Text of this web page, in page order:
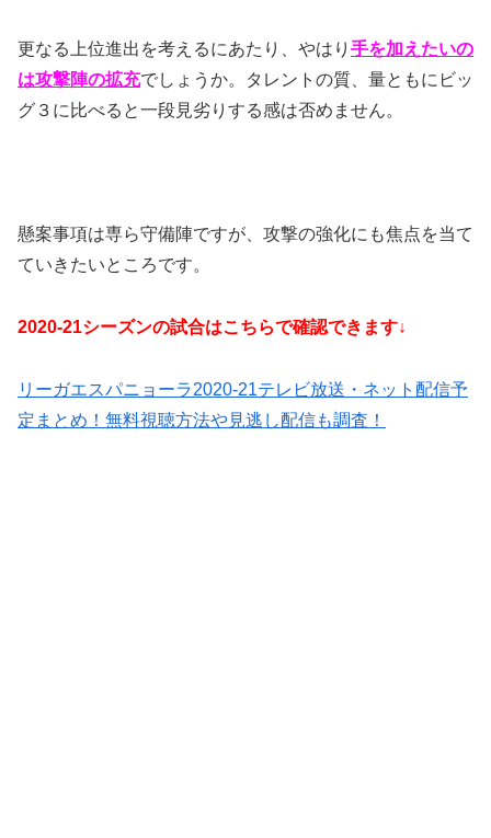
更なる上位進出を考えるにあたり、やはり 手を加えたいの
は攻撃陣の拡充でしょうか。タレントの質、量ともにビッ
グ３に比べると一段見劣りする感は否めません。
懸案事項は専ら守備陣ですが、攻撃の強化にも焦点を当て
ていきたいところです。
2020-21シーズンの試合はこちらで確認できます↓
リーガエスパニョーラ2020-21テレビ放送・ネット配信予
定まとめ！無料視聴方法や見逃し配信も調査！